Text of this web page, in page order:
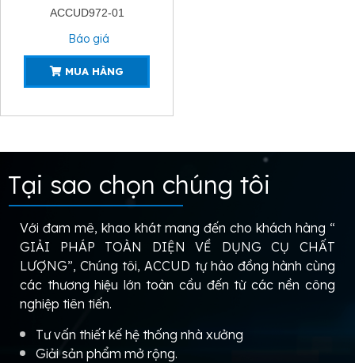
ACCUD972-01
Báo giá
MUA HÀNG
Tại sao chọn chúng tôi
Với đam mê, khao khát mang đến cho khách hàng “
GIẢI PHÁP TOÀN DIỆN VỀ DỤNG CỤ CHẤT
LƯỢNG”, Chúng tôi, ACCUD tự hào đồng hành cùng
các thương hiệu lớn toàn cầu đến từ các nền công
nghiệp tiên tiến.
Tư vấn thiết kế hệ thống nhà xưởng
Giải sản phẩm mở rộng.